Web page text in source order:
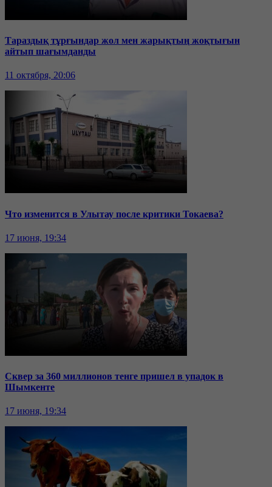
Тараздық тұрғындар жол мен жарықтың жоқтығын
айтып шағымданды
11 октября, 20:06
Что изменится в Улытау после критики Токаева?
17 июня, 19:34
Сквер за 360 миллионов тенге пришел в упадок в
Шымкенте
17 июня, 19:34